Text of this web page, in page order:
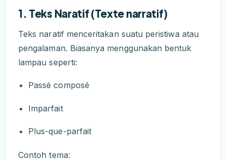
1. Teks Naratif (Texte narratif)
Teks naratif menceritakan suatu peristiwa atau
pengalaman. Biasanya menggunakan bentuk
lampau seperti:
Passé composé
Imparfait
Plus-que-parfait
Contoh tema: